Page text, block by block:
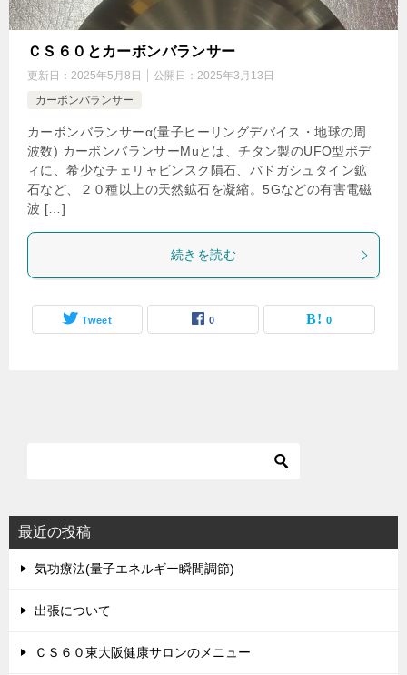
ＣＳ６０とカーボンバランサー
更新日： 2025年5月8日 公開日： 2025年3月13日
カーボンバランサー
カーボンバランサーα(量子ヒーリングデバイス・地球の周
波数) カーボンバランサーMuとは、チタン製のUFO型ボデ
ィに、希少なチェリャビンスク隕石、バドガシュタイン鉱
石など、２０種以上の天然鉱石を凝縮。5Gなどの有害電磁
波 […]
続きを読む
Tweet 0 0
最近の投稿
気功療法(量子エネルギー瞬間調節)
出張について
ＣＳ６０東大阪健康サロンのメニュー